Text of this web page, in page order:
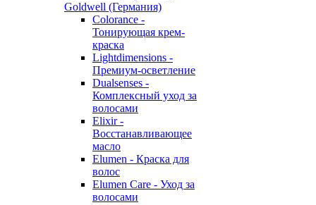
Goldwell (Германия)
Colorance -
Тонирующая крем-
краска
Lightdimensions -
Премиум-осветление
Dualsenses -
Комплексный уход за
волосами
Elixir -
Восстанавливающее
масло
Elumen - Краска для
волос
Elumen Care - Уход за
волосами